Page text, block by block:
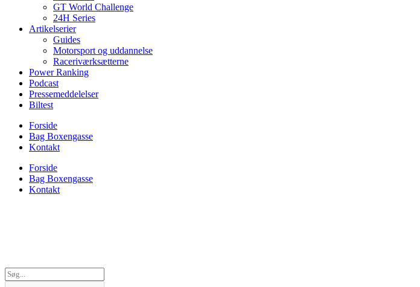
GT World Challenge
24H Series
Artikelserier
Guides
Motorsport og uddannelse
Raceriværksætterne
Power Ranking
Podcast
Pressemeddelelser
Biltest
Forside
Bag Boxengasse
Kontakt
Forside
Bag Boxengasse
Kontakt